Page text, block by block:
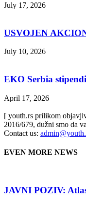
July 17, 2026
USVOJEN
July 10, 2026
EKO Serbia
April 17, 2026
[ youth.rs prilikom
2016/679, dužni smo da
Contact us:
EVEN MORE NEWS
JAVNI POZIV: